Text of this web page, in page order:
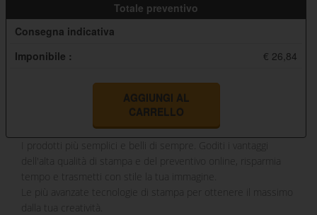
Totale preventivo
Consegna indicativa
Imponibile :
€ 26,84
AGGIUNGI AL
CARRELLO
I prodotti più semplici e belli di sempre. Goditi i vantaggi
dell'alta qualità di stampa e del preventivo online, risparmia
tempo e trasmetti con stile la tua immagine.
Le più avanzate tecnologie di stampa per ottenere il massimo
dalla tua creatività.